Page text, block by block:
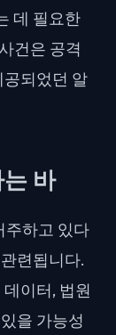
데 필요한
건은 공격
공되었던 알
바
주하고 있다
련됩니다.
이터, 법원
을 가능성